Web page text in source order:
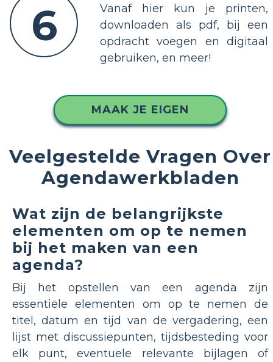
6
Vanaf hier kun je printen,
downloaden als pdf, bij een
opdracht voegen en digitaal
gebruiken, en meer!
MAAK JE EIGEN
Veelgestelde Vragen Over
Agendawerkbladen
Wat zijn de belangrijkste
elementen om op te nemen
bij het maken van een
agenda?
Bij het opstellen van een agenda zijn
essentiële elementen om op te nemen de
titel, datum en tijd van de vergadering, een
lijst met discussiepunten, tijdsbesteding voor
elk punt, eventuele relevante bijlagen of